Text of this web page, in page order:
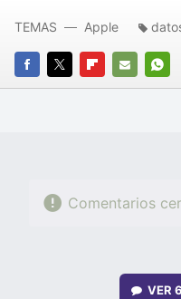
FACEBOOK
TWITTERFLIPBOARD
E-
TEMAS Apple
Comentarios
VER